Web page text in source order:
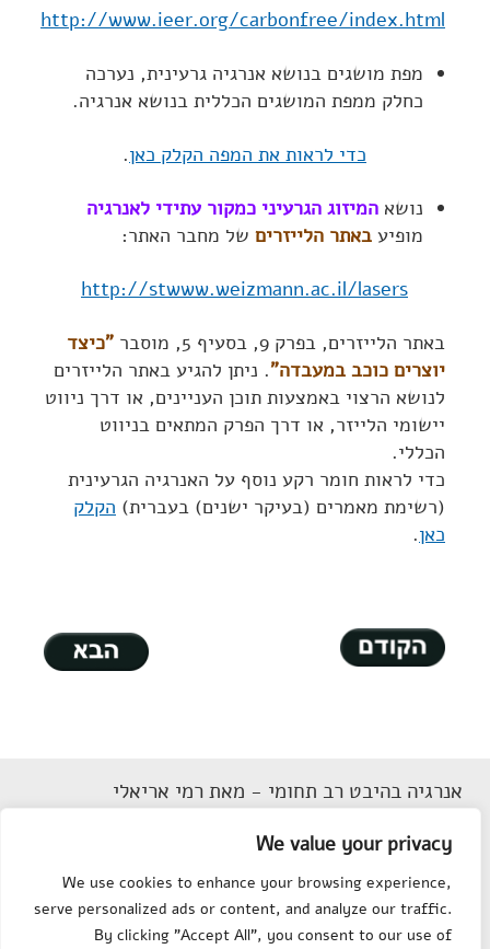
We value your privacy
We use cookies to enhance your browsing experience,
serve personalized ads or content, and analyze our traffic.
By clicking "Accept All", you consent to our use of
http://www.ieer.org/carbonfree/index.html
מפת מושגים בנושא אנרגיה גרעינית, נערכה
כחלק ממפת המושגים הכללית בנושא אנרגיה.
כדי לראות את המפה הקלק כאן.
נושא המיזוג הגרעיני כמקור עתידי לאנרגיה
מופיע באתר הלייזרים של מחבר האתר:
http://stwww.weizmann.ac.il/lasers
באתר הלייזרים, בפרק 9, בסעיף 5, מוסבר
"כיצד
יוצרים כוכב במעבדה". ניתן להגיע באתר הלייזרים
לנושא הרצוי באמצעות תוכן העניינים, או דרך ניווט
יישומי הלייזר, או דרך הפרק המתאים בניווט
הכללי.
כדי לראות חומר רקע נוסף על האנרגיה הגרעינית
(רשימת מאמרים (בעיקר ישנים) בעברית) הקלק
כאן.
אנרגיה בהיבט רב תחומי - מאת רמי אריאלי
הצהרת נגישות
מפת אתר